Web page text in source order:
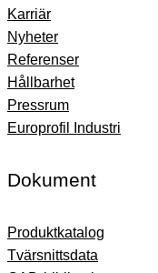
Karriär
Nyheter
Referenser
Hållbarhet
Pressrum
Europrofil Industri
Dokument
Produktkatalog
Tvärsnittsdata